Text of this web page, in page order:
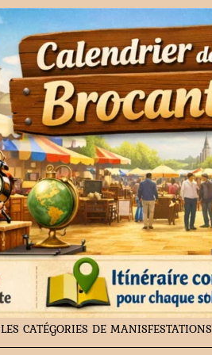
LES CATÉGORIES DE MANISFESTATIONS